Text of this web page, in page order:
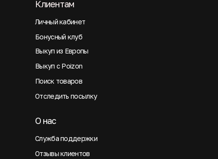
Личный кабинет
Клиентам
Бонусный клуб
Выкуп из Европы
Выкуп с Poizon
Поиск товаров
Отследить посылку
Служба поддержки
О нас
Отзывы клиентов